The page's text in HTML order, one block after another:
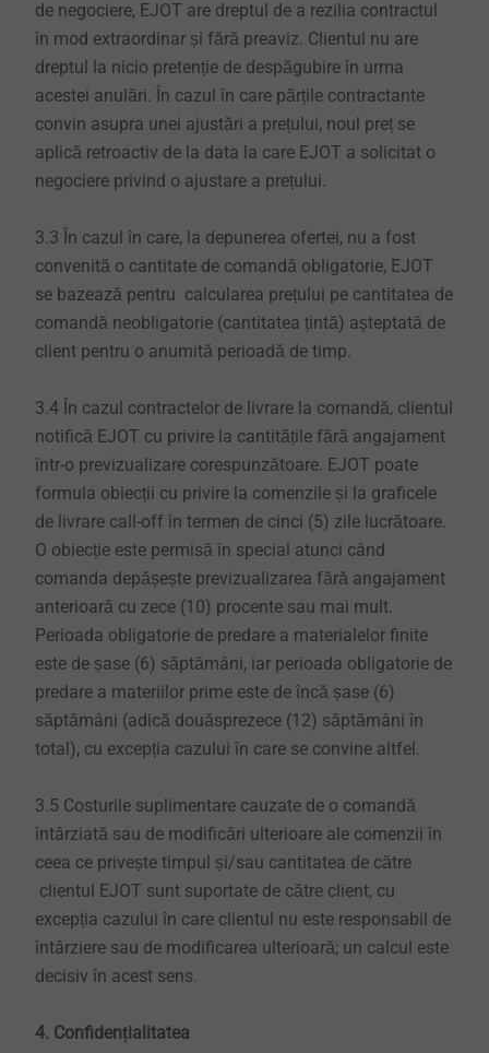
de negociere, EJOT are dreptul de a rezilia contractul
în mod extraordinar și fără preaviz. Clientul nu are
dreptul la nicio pretenție de despăgubire în urma
acestei anulări. În cazul în care părțile contractante
convin asupra unei ajustări a prețului, noul preț se
aplică retroactiv de la data la care EJOT a solicitat o
negociere privind o ajustare a prețului.
3.3 În cazul în care, la depunerea ofertei, nu a fost
convenită o cantitate de comandă obligatorie, EJOT
se bazează pentru calcularea prețului pe cantitatea de
comandă neobligatorie (cantitatea țintă) așteptată de
client pentru o anumită perioadă de timp.
3.4 În cazul contractelor de livrare la comandă, clientul
notifică EJOT cu privire la cantitățile fără angajament
într-o previzualizare corespunzătoare. EJOT poate
formula obiecții cu privire la comenzile și la graficele
de livrare call-off în termen de cinci (5) zile lucrătoare.
O obiecție este permisă în special atunci când
comanda depășește previzualizarea fără angajament
anterioară cu zece (10) procente sau mai mult.
Perioada obligatorie de predare a materialelor finite
este de șase (6) săptămâni, iar perioada obligatorie de
predare a materiilor prime este de încă șase (6)
săptămâni (adică douăsprezece (12) săptămâni în
total), cu excepția cazului în care se convine altfel.
3.5 Costurile suplimentare cauzate de o comandă
întârziată sau de modificări ulterioare ale comenzii în
ceea ce privește timpul și/sau cantitatea de către
clientul EJOT sunt suportate de către client, cu
excepția cazului în care clientul nu este responsabil de
întârziere sau de modificarea ulterioară; un calcul este
decisiv în acest sens.
4. Confidențialitatea